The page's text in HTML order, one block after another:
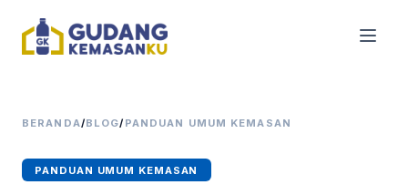
BERANDA/BLOG/ PANDUAN UMUM KEMASAN
PANDUAN UMUM KEMASAN